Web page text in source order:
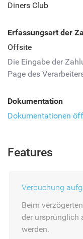
Diners Club
Erfassungsart der
Offsite
Die Eingabe der
Page des
Dokumentation
Dokumentationen
Features
Verbuchung
Beim
der ursprünglich
werden.